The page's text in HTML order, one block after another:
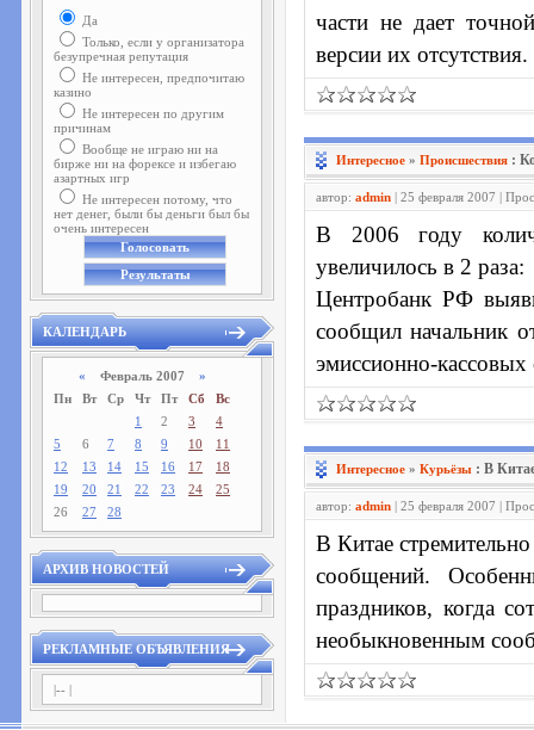
Да
Только, если у организатора
безупречная репутация
Не интересен, предпочитаю
казино
Не интересен по другим
причинам
Вообще не играю ни на
бирже ни на форексе и избегаю
азартных игр
Не интересен потому, что
нет денег, были бы деньги был бы
очень интересен
КАЛЕНДАРЬ
« Февраль 2007 »
Пн
Вт Ср Чт Пт Сб
Вс
1
2 3
4
5
6 7 8 9 10
11
12
13 14 15 16 17
18
19
20 21 22 23 24
25
26
27 28
АРХИВ НОВОСТЕЙ
РЕКЛАМНЫЕ ОБЪЯВЛЕНИЯ
|-- |
части не дает
версии их отсутствия.
Интересное » Проиcшествия :
автор: admin | 25 февраля 2007 |
В 2006 году
увеличилось в 2 раза:
Центробанк РФ
сообщил начальник
эмиссионно-
Интересное » Курьёзы : В
автор: admin | 25 февраля 2007 |
В Китае
сообщений.
праздников, когда
необыкновенным